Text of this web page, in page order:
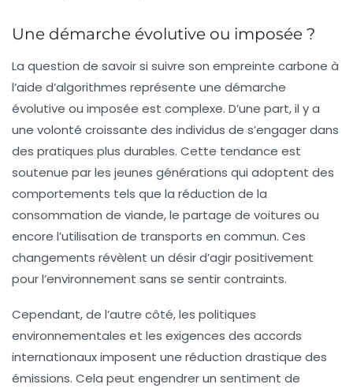
Une démarche évolutive ou imposée ?
La question de savoir si suivre son empreinte carbone à
l’aide d’algorithmes représente une démarche
évolutive ou imposée est complexe. D’une part, il y a
une volonté croissante des individus de s’engager dans
des pratiques plus durables. Cette tendance est
soutenue par les jeunes générations qui adoptent des
comportements tels que la réduction de la
consommation de viande, le partage de voitures ou
encore l’utilisation de transports en commun. Ces
changements révèlent un désir d’agir positivement
pour l’environnement sans se sentir contraints.
Cependant, de l’autre côté, les politiques
environnementales et les exigences des accords
internationaux imposent une réduction drastique des
émissions. Cela peut engendrer un sentiment de